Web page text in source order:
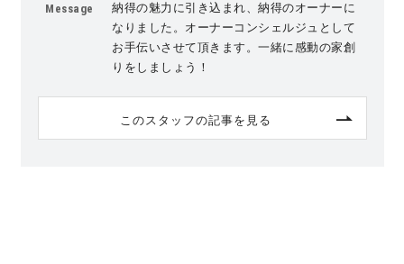
Message
納得の魅力に引き込まれ、納得のオーナーに
なりました。オーナーコンシェルジュとして
お手伝いさせて頂きます。一緒に感動の家創
りをしましょう！
このスタッフの記事を見る